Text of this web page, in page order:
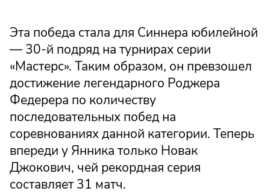
Эта победа стала для Синнера юбилейной
— 30-й подряд на турнирах серии
«Мастерс». Таким образом, он превзошел
достижение легендарного Роджера
Федерера по количеству
последовательных побед на
соревнованиях данной категории. Теперь
впереди у Янника только Новак
Джокович, чей рекордная серия
составляет 31 матч.